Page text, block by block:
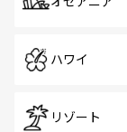
ハワイ
リゾート